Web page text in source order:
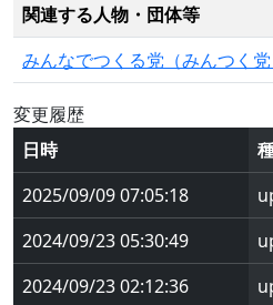
関連する人物・団体等
みんなでつくる党（みんつく
変更履歴
日時
2025/09/09 07:05:18
2024/09/23 05:30:49
2024/09/23 02:12:36